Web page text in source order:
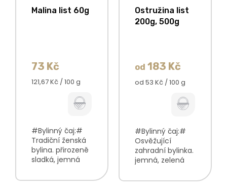
Malina list 60g
73 Kč
Měrná
121,67 Kč / 100 g
#Bylinný čaj:#
Tradiční ženská
bylina. přirozeně
sladká, jemná
barva typická
Ostružina list
200g, 500g
od 183 Kč
Měrná
od 53 Kč / 100 g
#Bylinný čaj:#
Osvěžující
zahradní bylinka.
jemná, zelená
nasládlá chuť